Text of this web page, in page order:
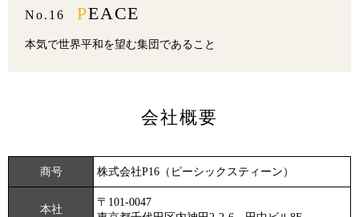
No.16 PEACE
本気で世界平和を望む集団であること
会社概要
商号 株式会社P16（ピーシックスティーン）
本社
〒101-0047